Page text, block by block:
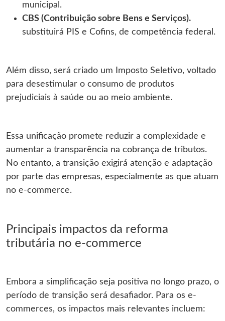
municipal.
CBS (Contribuição sobre Bens e Serviços).
substituirá PIS e Cofins, de competência federal.
Além disso, será criado um Imposto Seletivo, voltado
para desestimular o consumo de produtos
prejudiciais à saúde ou ao meio ambiente.
Essa unificação promete reduzir a complexidade e
aumentar a transparência na cobrança de tributos.
No entanto, a transição exigirá atenção e adaptação
por parte das empresas, especialmente as que atuam
no e-commerce.
Principais impactos da reforma
tributária no e-commerce
Embora a simplificação seja positiva no longo prazo, o
período de transição será desafiador. Para os e-
commerces, os impactos mais relevantes incluem: